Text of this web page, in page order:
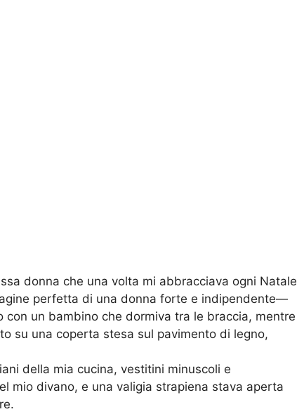
donna che una volta mi abbracciava ogni Natale
perfetta di una donna forte e indipendente—
un bambino che dormiva tra le braccia, mentre
su una coperta stesa sul pavimento di legno,
della mia cucina, vestitini minuscoli e
mio divano, e una valigia strapiena stava aperta